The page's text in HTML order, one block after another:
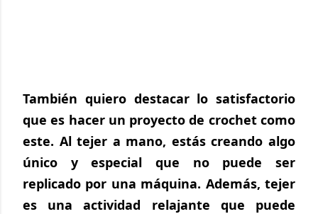
También quiero destacar lo satisfactorio
que es hacer un proyecto de crochet como
este. Al tejer a mano, estás creando algo
único y especial que no puede ser
replicado por una máquina. Además, tejer
es una actividad relajante que puede